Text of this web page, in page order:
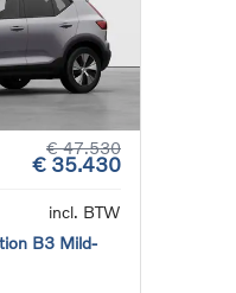
€ 47.530
€ 35.430
incl. BTW
B3 Mild-